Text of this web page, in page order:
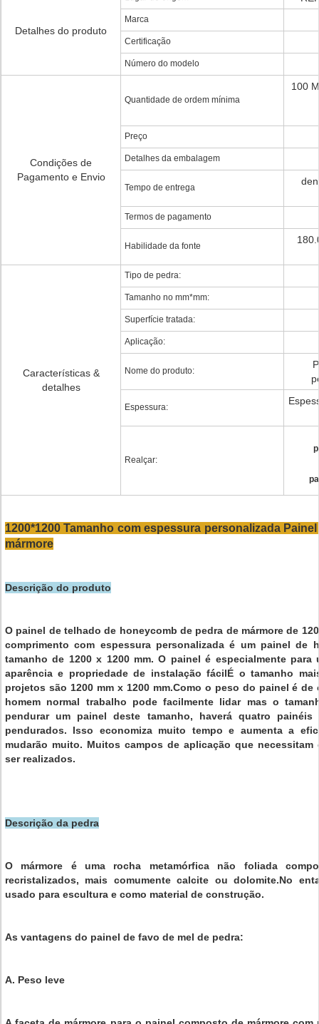
Detalhes do produto
Marca
Certificação
Número do modelo
Condições de
Pagamento e Envio
Quantidade de ordem mínima
100
Preço
Detalhes da embalagem
Tempo de entrega
Termos de pagamento
Habilidade da fonte
Características &
detalhes
Tipo de pedra:
Tamanho no mm*mm:
Superfície tratada:
Aplicação:
Nome do produto:
Espessura:
Realçar:
1200*1200 Tamanho com espessura personalizada
mármore
Descrição do produto
O painel de telhado de honeycomb de pedra de mármore de
comprimento com espessura personalizada é um painel de
tamanho de 1200 x 1200 mm. O painel é especialmente
aparência e propriedade de instalação fácilÉ o tamanho
projetos são 1200 mm x 1200 mm.Como o peso do painel é
homem normal trabalho pode facilmente lidar mas o
pendurar um painel deste tamanho, haverá quatro
pendurados. Isso economiza muito tempo e aumenta a
mudarão muito. Muitos campos de aplicação que
ser realizados.
Descrição da pedra
O mármore é uma rocha metamórfica não foliada
recristalizados, mais comumente calcite ou dolomite.No
usado para escultura e como material de construção.
As vantagens do painel de favo de mel de pedra:
A. Peso leve